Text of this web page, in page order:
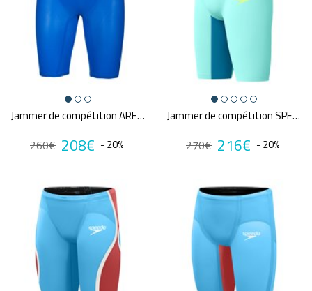
Jammer de compétition ARENA CARBON AIR²
260€ 208€ - 20%
Jammer de compétition SPEEDO FS LZR PURE VALOR 2.0 BLU/GRN
270€ 216€ - 20%